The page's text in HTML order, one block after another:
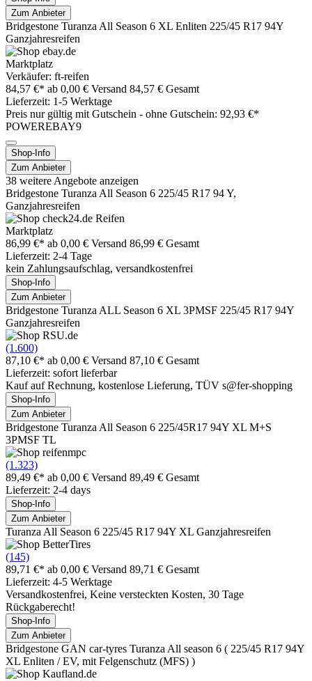
Zum Anbieter
Bridgestone Turanza All Season 6 XL Enliten 225/45 R17 94Y
Ganzjahresreifen
Marktplatz
Verkäufer: ft-reifen
84,57 €* ab 0,00 € Versand 84,57 € Gesamt
Lieferzeit: 1-5 Werktage
Preis nur gültig mit Gutschein - ohne Gutschein: 92,93 €*
POWEREBAY9
Shop-Info
Zum Anbieter
38 weitere Angebote anzeigen
Bridgestone Turanza All Season 6 225/45 R17 94 Y,
Ganzjahresreifen
Marktplatz
86,99 €* ab 0,00 € Versand 86,99 € Gesamt
Lieferzeit: 2-4 Tage
kein Zahlungsaufschlag, versandkostenfrei
Shop-Info
Zum Anbieter
Bridgestone Turanza ALL Season 6 XL 3PMSF 225/45 R17 94Y
Ganzjahresreifen
(1.600)
87,10 €* ab 0,00 € Versand 87,10 € Gesamt
Lieferzeit: sofort lieferbar
Kauf auf Rechnung, kostenlose Lieferung, TÜV s@fer-shopping
Shop-Info
Zum Anbieter
Bridgestone Turanza All Season 6 225/45R17 94Y XL M+S
3PMSF TL
(1.323)
89,49 €* ab 0,00 € Versand 89,49 € Gesamt
Lieferzeit: 2-4 days
Shop-Info
Zum Anbieter
Turanza All Season 6 225/45 R17 94Y XL Ganzjahresreifen
(145)
89,71 €* ab 0,00 € Versand 89,71 € Gesamt
Lieferzeit: 4-5 Werktage
Versandkostenfrei, Keine versteckten Kosten, 30 Tage
Rückgaberecht!
Shop-Info
Zum Anbieter
Bridgestone GAN car-tyres Turanza All season 6 ( 225/45 R17 94Y
XL Enliten / EV, mit Felgenschutz (MFS) )